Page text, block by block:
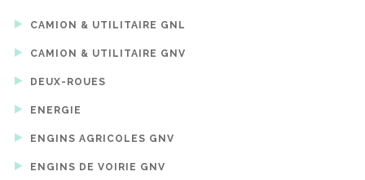
CAMION & UTILITAIRE GNL
CAMION & UTILITAIRE GNV
DEUX-ROUES
ENERGIE
ENGINS AGRICOLES GNV
ENGINS DE VOIRIE GNV